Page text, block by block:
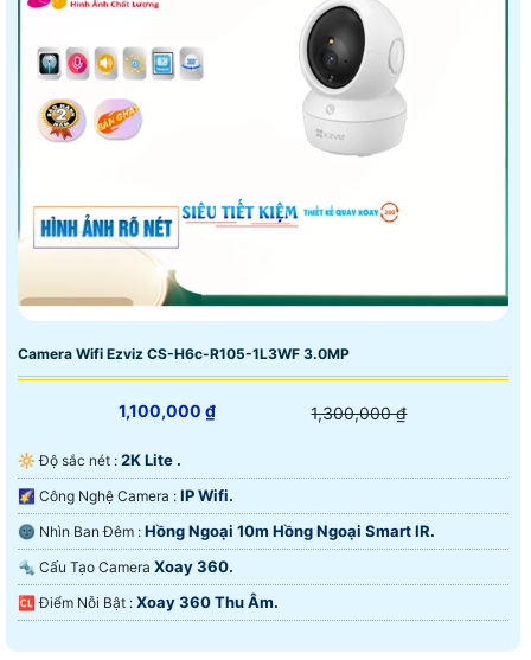
Camera Wifi Ezviz CS-H6c-R105-1L3WF 3.0MP
1,100,000 ₫ 1,300,000 ₫
🔆 Độ sắc nét : 2K Lite .
🌠 Công Nghệ Camera : IP Wifi.
🌚 Nhìn Ban Đêm : Hồng Ngoại 10m Hồng Ngoại Smart IR.
🔩 Cấu Tạo Camera Xoay 360.
️🆑 Điểm Nỗi Bật : Xoay 360 Thu Âm.